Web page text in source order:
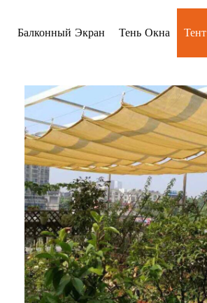
Балконный Экран Тень Окна Тент